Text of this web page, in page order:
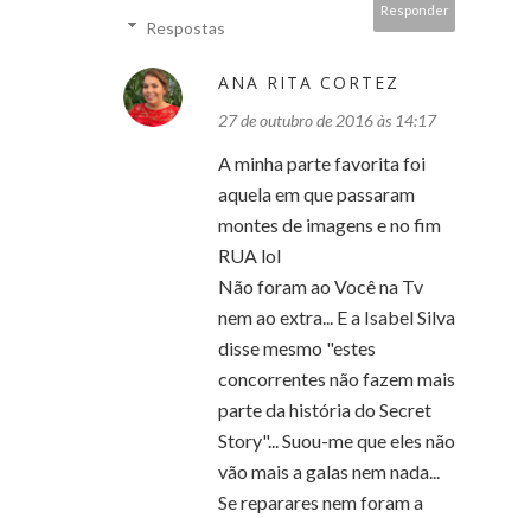
Responder
Respostas
ANA RITA CORTEZ
27 de outubro de 2016 às 14:17
A minha parte favorita foi
aquela em que passaram
montes de imagens e no fim
RUA lol
Não foram ao Você na Tv
nem ao extra... E a Isabel Silva
disse mesmo "estes
concorrentes não fazem mais
parte da história do Secret
Story"... Suou-me que eles não
vão mais a galas nem nada...
Se reparares nem foram a